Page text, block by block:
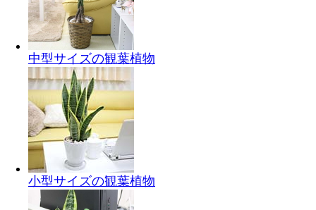
中型サイズの観葉植物
小型サイズの観葉植物